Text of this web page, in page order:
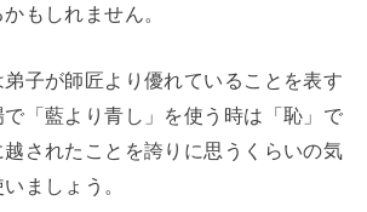
もしれません。
弟子が師匠より優れていることを表す
「藍より青し」を使う時は「恥」で
されたことを誇りに思うくらいの気
ましょう。